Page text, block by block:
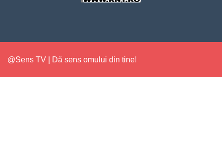
@Sens TV | Dă sens omului din tine!